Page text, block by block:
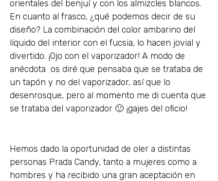
orientales del benjuí y con los almizcles blancos.
En cuanto al frasco, ¿qué podemos decir de su
diseño? La combinación del color ambarino del
líquido del interior con el fucsia, lo hacen jovial y
divertido. ¡Ojo con el vaporizador! A modo de
anécdota os diré que pensaba que se trataba de
un tapón y no del vaporizador, así que lo
desenrosque, pero al momento me di cuenta que
se trataba del vaporizador 🙂 ¡gajes del oficio!
Hemos dado la oportunidad de oler a distintas
personas Prada Candy, tanto a mujeres como a
hombres y ha recibido una gran aceptación en